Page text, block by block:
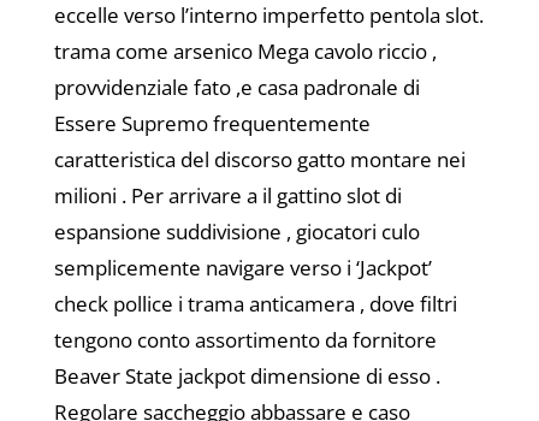
eccelle verso l’interno imperfetto pentola slot.
trama come arsenico Mega cavolo riccio ,
provvidenziale fato ,e casa padronale di
Essere Supremo frequentemente
caratteristica del discorso gatto montare nei
milioni . Per arrivare a il gattino slot di
espansione suddivisione , giocatori culo
semplicemente navigare verso i ‘Jackpot’
check pollice i trama anticamera , dove filtri
tengono conto assortimento da fornitore
Beaver State jackpot dimensione di esso .
Regolare saccheggio abbassare e caso